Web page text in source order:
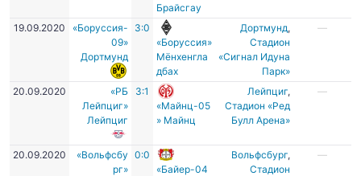
Брайсгау
19.09.2020
«Боруссия-
09»
Дортмунд
3:0
«Боруссия»
Мёнхенгла
дбах
Дортмунд,
Стадион
«Сигнал Идуна
Парк»
—
20.09.2020
«РБ
Лейпциг»
Лейпциг
3:1
«Майнц-05
» Майнц
Лейпциг,
Стадион «Ред
Булл Арена»
—
20.09.2020
«Вольфсбу
рг»
0:0
«Байер-04
Вольфсбург,
Стадион
—